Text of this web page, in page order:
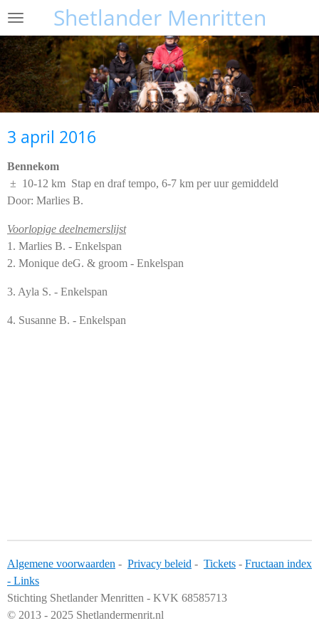
Ga
naar
de
hoofdinhoud
Shetlander Menritten
3 april 2016
Bennekom
± 10-12 km Stap en draf tempo, 6-7 km per uur gemiddeld
Door: Marlies B.
Voorlopige deelnemerslijst
1. Marlies B. - Enkelspan
2. Monique deG. & groom - Enkelspan
3. Ayla S. - Enkelspan
4. Susanne B. - Enkelspan
Algemene voorwaarden - Privacy beleid - Tickets - Fructaan index
- Links
Stichting Shetlander Menritten - KVK 68585713
© 2013 - 2025 Shetlandermenrit.nl